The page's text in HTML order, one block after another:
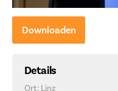
Downloaden
Details
Ort: Linz